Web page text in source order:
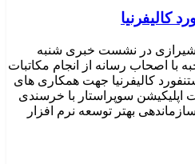
کالیفرنیا
شیرازی در نشست خبری شنبه
۱۴۰۴ در مصاحبه با اصحاب رسانه از انجام مکاتبات
کالیفرنیا جهت همکاری های
اپلیکیشن سوپراستار با خرسندی
بهتر توسعه نرم افزار